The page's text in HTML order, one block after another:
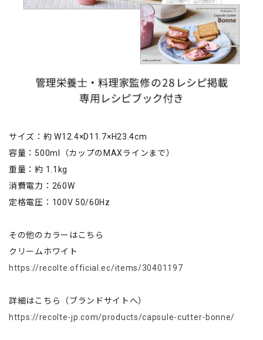
サイズ：約 W12.4×D11.7×H23.4cm
容量：500ml（カップのMAXラインまで）
重量：約 1.1kg
消費電力：260W
定格電圧：100V 50/60Hz
その他のカラーはこちら
クリームホワイト
https://recolte.official.ec/items/30401197
詳細はこちら（ブランドサイトへ）
https://recolte-jp.com/products/capsule-cutter-bonne/